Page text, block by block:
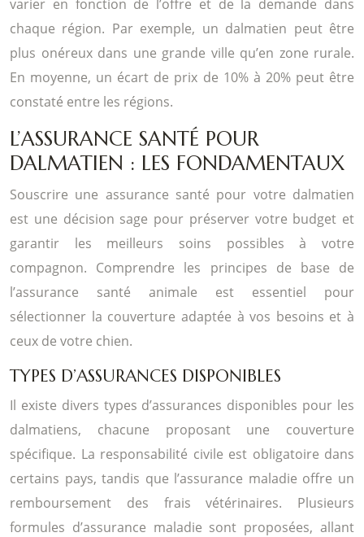
varier en fonction de l’offre et de la demande dans
chaque région. Par exemple, un dalmatien peut être
plus onéreux dans une grande ville qu’en zone rurale.
En moyenne, un écart de prix de 10% à 20% peut être
constaté entre les régions.
L’ASSURANCE SANTÉ POUR
DALMATIEN : LES FONDAMENTAUX
Souscrire une assurance santé pour votre dalmatien
est une décision sage pour préserver votre budget et
garantir les meilleurs soins possibles à votre
compagnon. Comprendre les principes de base de
l’assurance santé animale est essentiel pour
sélectionner la couverture adaptée à vos besoins et à
ceux de votre chien.
TYPES D’ASSURANCES DISPONIBLES
Il existe divers types d’assurances disponibles pour les
dalmatiens, chacune proposant une couverture
spécifique. La responsabilité civile est obligatoire dans
certains pays, tandis que l’assurance maladie offre un
remboursement des frais vétérinaires. Plusieurs
formules d’assurance maladie sont proposées, allant